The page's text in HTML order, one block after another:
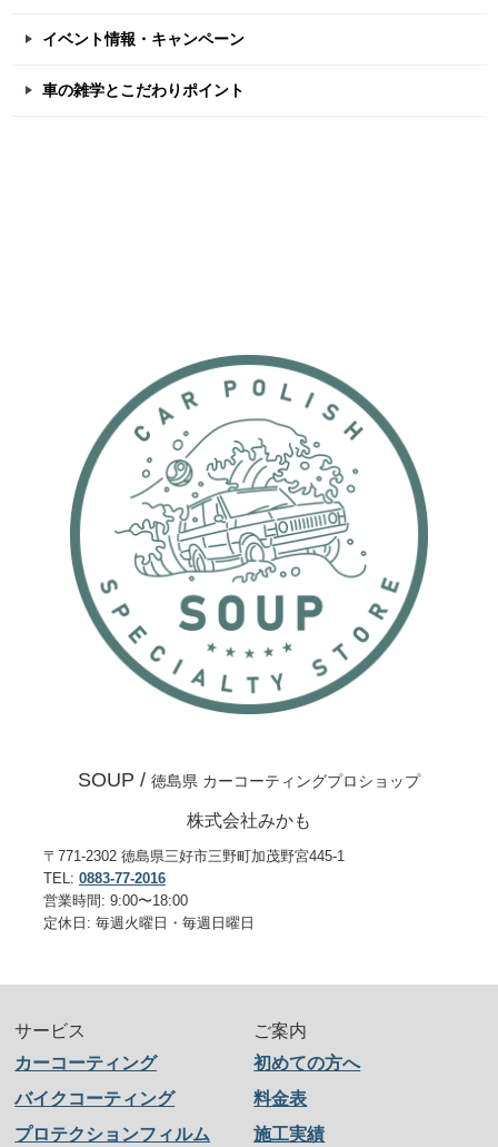
イベント情報・キャンペーン
車の雑学とこだわりポイント
SOUP / 徳島県 カーコーティングプロショップ
株式会社みかも
〒771-2302 徳島県三好市三野町加茂野宮445-1
TEL: 0883-77-2016
営業時間: 9:00〜18:00
定休日: 毎週火曜日・毎週日曜日
サービス
カーコーティング
バイクコーティング
プロテクションフィルム
ご案内
初めての方へ
料金表
施工実績